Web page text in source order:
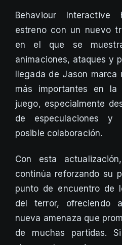
Behaviour Interactive
estreno con un nuevo
en el que se
animaciones, ataques y
llegada de Jason
más importantes en la
juego, especialmente
de especulaciones y
posible colaboración.
Con esta
continúa reforzando su
punto de encuentro de
del terror, ofreciendo
nueva amenaza que
de muchas partidas.